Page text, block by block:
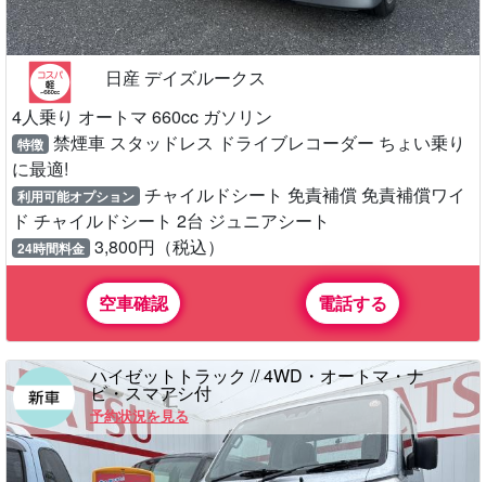
日産 デイズルークス
4人乗り オートマ 660cc ガソリン
特徴 禁煙車 スタッドレス ドライブレコーダー ちょい乗り
に最適!
利用可能オプション チャイルドシート 免責補償 免責補償ワイ
ド チャイルドシート 2台 ジュニアシート
24時間料金 3,800円（税込）
空車確認 電話する
ハイゼットトラック // 4WD・オートマ・ナ
ビ・スマアシ付
予約状況を見る